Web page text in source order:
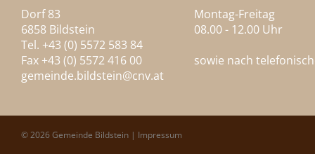
Dorf 83
6858 Bildstein
Tel. +43 (0) 5572 583 84
Fax +43 (0) 5572 416 00
gemeinde.bildstein@cnv.at
Montag-Freitag
08.00 - 12.00 Uhr
sowie nach
© 2026 Gemeinde Bildstein | Impressum